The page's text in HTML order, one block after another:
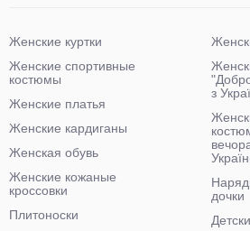
Женские куртки
Женские спортивные
костюмы
Женские платья
Женские кардиганы
Женская обувь
Женские кожаные
кроссовки
Плитоноски
з
дочки